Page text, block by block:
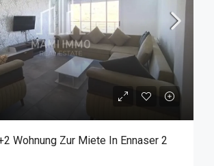
Wohnung Zur Miete In Ennaser 2